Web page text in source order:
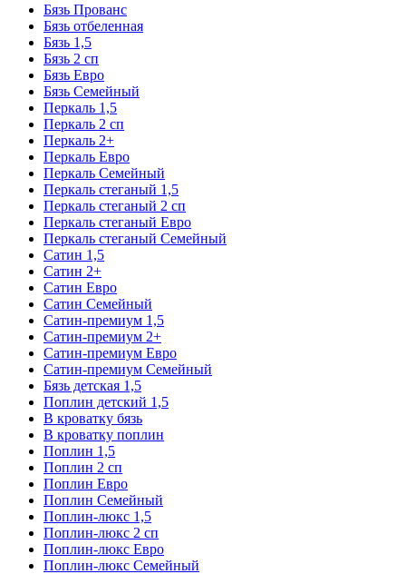
Бязь Прованс
Бязь отбеленная
Бязь 1,5
Бязь 2 сп
Бязь Евро
Бязь Семейный
Перкаль 1,5
Перкаль 2 сп
Перкаль 2+
Перкаль Евро
Перкаль Семейный
Перкаль стеганый 1,5
Перкаль стеганый 2 сп
Перкаль стеганый Евро
Перкаль стеганый Семейный
Сатин 1,5
Сатин 2+
Сатин Евро
Сатин Семейный
Сатин-премиум 1,5
Сатин-премиум 2+
Сатин-премиум Евро
Сатин-премиум Семейный
Бязь детская 1,5
Поплин детский 1,5
В кроватку бязь
В кроватку поплин
Поплин 1,5
Поплин 2 сп
Поплин Евро
Поплин Семейный
Поплин-люкс 1,5
Поплин-люкс 2 сп
Поплин-люкс Евро
Поплин-люкс Семейный